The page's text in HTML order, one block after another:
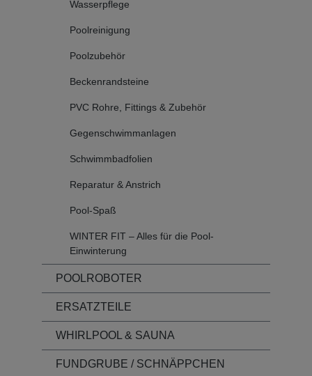
Wasserpflege
Poolreinigung
Poolzubehör
Beckenrandsteine
PVC Rohre, Fittings & Zubehör
Gegenschwimmanlagen
Schwimmbadfolien
Reparatur & Anstrich
Pool-Spaß
WINTER FIT – Alles für die Pool-
Einwinterung
POOLROBOTER
ERSATZTEILE
WHIRLPOOL & SAUNA
FUNDGRUBE / SCHNÄPPCHEN